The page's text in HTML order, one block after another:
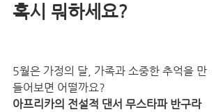
혹시 뭐하세요?
5월은 가정의 달, 가족과 소중한 추억을 만
들어보면 어떨까요?
아프리카의 전설적 댄서 무스타파 반구라